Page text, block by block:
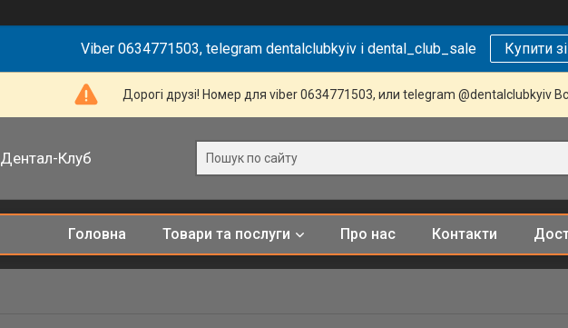
Viber 0634771503, telegram dentalclubkyiv і dental_club_sale Купити
Дорогі друзі! Номер для viber 0634771503, или telegram @dentalclubkyiv
Дентал-Клуб
Головна Товари та послуги Про нас Контакти